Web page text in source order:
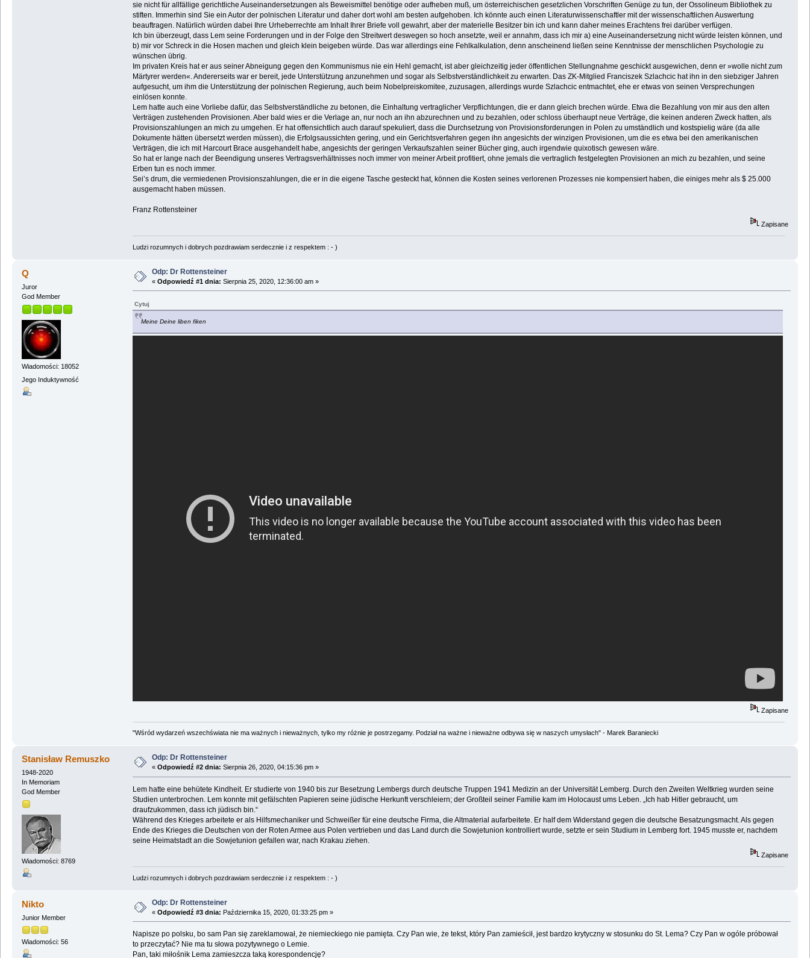
sie nicht für allfällige gerichtliche Auseinandersetzungen als Beweismittel benötige oder aufheben muß, um österreichischen gesetzlichen Vorschriften Genüge zu tun, der Ossolineum Bibliothek zu
stiften. Immerhin sind Sie ein Autor der polnischen Literatur und daher dort wohl am besten aufgehoben. Ich könnte auch einen Literaturwissenschaftler mit der wissenschaftlichen Auswertung
beauftragen. Natürlich würden dabei Ihre Urheberrechte am Inhalt Ihrer Briefe voll gewahrt, aber der materielle Besitzer bin ich und kann daher meines Erachtens frei darüber verfügen.
Ich bin überzeugt, dass Lem seine Forderungen und in der Folge den Streitwert deswegen so hoch ansetzte, weil er annahm, dass ich mir a) eine Auseinandersetzung nicht würde leisten können, und
b) mir vor Schreck in die Hosen machen und gleich klein beigeben würde. Das war allerdings eine Fehlkalkulation, denn anscheinend ließen seine Kenntnisse der menschlichen Psychologie zu
wünschen übrig.
Im privaten Kreis hat er aus seiner Abneigung gegen den Kommunismus nie ein Hehl gemacht, ist aber gleichzeitig jeder öffentlichen Stellungnahme geschickt ausgewichen, denn er »wolle nicht zum
Märtyrer werden«. Andererseits war er bereit, jede Unterstützung anzunehmen und sogar als Selbstverständlichkeit zu erwarten. Das ZK-Mitglied Franciszek Szlachcic hat ihn in den siebziger Jahren
aufgesucht, um ihm die Unterstützung der polnischen Regierung, auch beim Nobelpreiskomitee, zuzusagen, allerdings wurde Szlachcic entmachtet, ehe er etwas von seinen Versprechungen
einlösen konnte.
Lem hatte auch eine Vorliebe dafür, das Selbstverständliche zu betonen, die Einhaltung vertraglicher Verpflichtungen, die er dann gleich brechen würde. Etwa die Bezahlung von mir aus den alten
Verträgen zustehenden Provisionen. Aber bald wies er die Verlage an, nur noch an ihn abzurechnen und zu bezahlen, oder schloss überhaupt neue Verträge, die keinen anderen Zweck hatten, als
Provisionszahlungen an mich zu umgehen. Er hat offensichtlich auch darauf spekuliert, dass die Durchsetzung von Provisionsforderungen in Polen zu umständlich und kostspielig wäre (da alle
Dokumente hätten übersetzt werden müssen), die Erfolgsaussichten gering, und ein Gerichtsverfahren gegen ihn angesichts der winzigen Provisionen, um die es etwa bei den amerikanischen
Verträgen, die ich mit Harcourt Brace ausgehandelt habe, angesichts der geringen Verkaufszahlen seiner Bücher ging, auch irgendwie quixotisch gewesen wäre.
So hat er lange nach der Beendigung unseres Vertragsverhältnisses noch immer von meiner Arbeit profitiert, ohne jemals die vertraglich festgelegten Provisionen an mich zu bezahlen, und seine
Erben tun es noch immer.
Sei’s drum, die vermiedenen Provisionszahlungen, die er in die eigene Tasche gesteckt hat, können die Kosten seines verlorenen Prozesses nie kompensiert haben, die einiges mehr als $ 25.000
ausgemacht haben müssen.
Franz Rottensteiner
Zapisane
Ludzi rozumnych i dobrych pozdrawiam serdecznie i z respektem : - )
Q
Juror
God Member
Wiadomości: 18052
Jego Induktywność
Odp: Dr Rottensteiner
« Odpowiedź #1 dnia: Sierpnia 25, 2020, 12:36:00 am »
Cytuj
Meine Deine liben fiken
Zapisane
"Wśród wydarzeń wszechświata nie ma ważnych i nieważnych, tylko my różnie je postrzegamy. Podział na ważne i nieważne odbywa się w naszych umysłach" - Marek Baraniecki
Stanisław Remuszko
1948-2020
In Memoriam
God Member
Wiadomości: 8769
Odp: Dr Rottensteiner
« Odpowiedź #2 dnia: Sierpnia 26, 2020, 04:15:36 pm »
Lem hatte eine behütete Kindheit. Er studierte von 1940 bis zur Besetzung Lembergs durch deutsche Truppen 1941 Medizin an der Universität Lemberg. Durch den Zweiten Weltkrieg wurden seine
Studien unterbrochen. Lem konnte mit gefälschten Papieren seine jüdische Herkunft verschleiern; der Großteil seiner Familie kam im Holocaust ums Leben. „Ich hab Hitler gebraucht, um
draufzukommen, dass ich jüdisch bin.“
Während des Krieges arbeitete er als Hilfsmechaniker und Schweißer für eine deutsche Firma, die Altmaterial aufarbeitete. Er half dem Widerstand gegen die deutsche Besatzungsmacht. Als gegen
Ende des Krieges die Deutschen von der Roten Armee aus Polen vertrieben und das Land durch die Sowjetunion kontrolliert wurde, setzte er sein Studium in Lemberg fort. 1945 musste er, nachdem
seine Heimatstadt an die Sowjetunion gefallen war, nach Krakau ziehen.
Zapisane
Ludzi rozumnych i dobrych pozdrawiam serdecznie i z respektem : - )
Nikto
Junior Member
Wiadomości: 56
Odp: Dr Rottensteiner
« Odpowiedź #3 dnia: Października 15, 2020, 01:33:25 pm »
Napisze po polsku, bo sam Pan się zareklamował, że niemieckiego nie pamięta. Czy Pan wie, że tekst, który Pan zamieścił, jest bardzo krytyczny w stosunku do St. Lema? Czy Pan w ogóle próbował
to przeczytać? Nie ma tu słowa pozytywnego o Lemie.
Pan, taki miłośnik Lema zamieszcza taką korespondencję?